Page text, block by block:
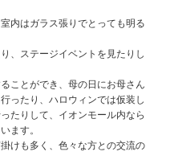
内はガラス張りでとっても明る
、ステージイベントを見たりし
ことができ、母の日にお母さん
ったり、ハロウィンでは仮装し
たりして、イオンモール内なら
ます。
けも多く、色々な方との交流の